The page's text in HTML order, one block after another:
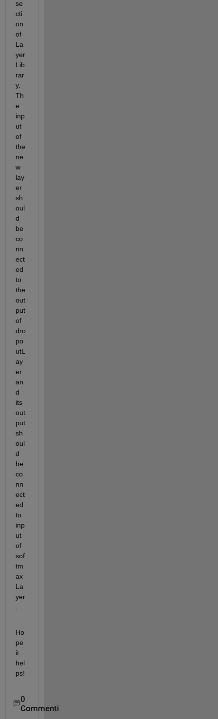
se
cti
on
of
La
yer
Lib
rar
y.
Th
e
inp
ut
of
the
ne
w
lay
er
sh
oul
d
be
co
nn
ect
ed
to
the
out
put
of
dro
po
utL
ay
er
an
d
its
out
put
sh
oul
d
be
co
nn
ect
ed
to
inp
ut
of
sof
tm
ax
La
yer
Ho
pe
it
hel
ps!
0
Commenti